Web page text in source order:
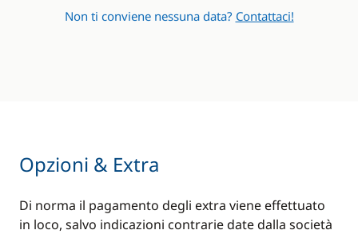
Non ti conviene nessuna data? Contattaci!
Opzioni & Extra
Di norma il pagamento degli extra viene effettuato
in loco, salvo indicazioni contrarie date dalla società